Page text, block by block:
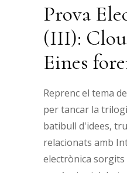
Prova
(III):
Eines
Reprenc el tema
per tancar la
batibull d'idees,
relacionats amb
electrònica sorgits